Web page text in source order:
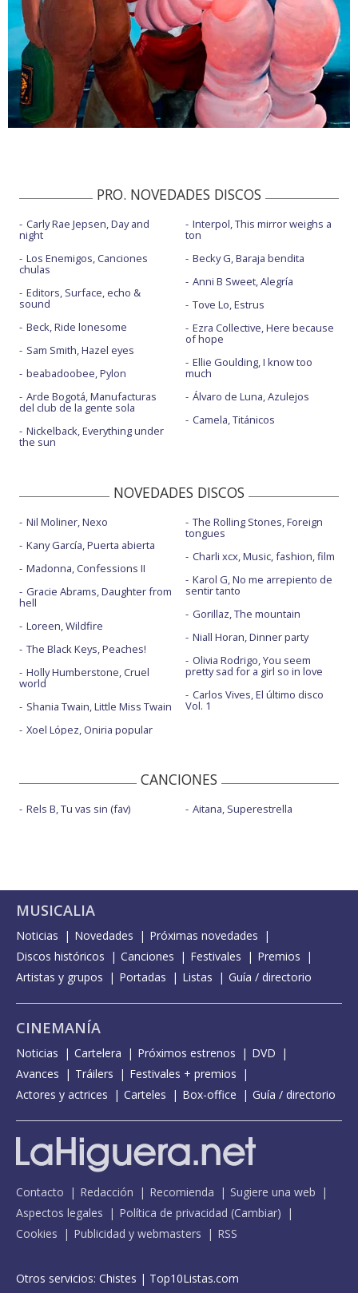
PRO. NOVEDADES DISCOS
Carly Rae Jepsen, Day and
night
Los Enemigos, Canciones
chulas
Editors, Surface, echo &
sound
Beck, Ride lonesome
Sam Smith, Hazel eyes
beabadoobee, Pylon
Arde Bogotá, Manufacturas
del club de la gente sola
Nickelback, Everything under
the sun
Interpol, This mirror weighs a
ton
Becky G, Baraja bendita
Anni B Sweet, Alegría
Tove Lo, Estrus
Ezra Collective, Here because
of hope
Ellie Goulding, I know too
much
Álvaro de Luna, Azulejos
Camela, Titánicos
NOVEDADES DISCOS
Nil Moliner, Nexo
Kany García, Puerta abierta
Madonna, Confessions II
Gracie Abrams, Daughter from
hell
Loreen, Wildfire
The Black Keys, Peaches!
Holly Humberstone, Cruel
world
Shania Twain, Little Miss Twain
Xoel López, Oniria popular
The Rolling Stones, Foreign
tongues
Charli xcx, Music, fashion, film
Karol G, No me arrepiento de
sentir tanto
Gorillaz, The mountain
Niall Horan, Dinner party
Olivia Rodrigo, You seem
pretty sad for a girl so in love
Carlos Vives, El último disco
Vol. 1
CANCIONES
Rels B, Tu vas sin (fav) Aitana, Superestrella
MUSICALIA
Noticias Novedades
Próximas novedades
Discos históricos
Canciones Festivales
Premios
Artistas y grupos
Portadas Listas Guía / directorio
CINEMANÍA
Noticias Cartelera Próximos estrenos
DVD
Avances
Tráilers
Festivales + premios
Actores y actrices
Carteles Box-office Guía / directorio
Contacto Redacción Recomienda
Sugiere una web
Aspectos legales
Política de privacidad (Cambiar)
Cookies
Publicidad y webmasters RSS
Otros servicios: Chistes | Top10Listas.com